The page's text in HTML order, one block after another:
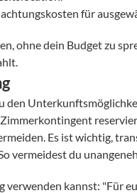
für
ohne dein Budget zu
Es ist wichtig,
vermeidest du
verwenden kannst: "Für